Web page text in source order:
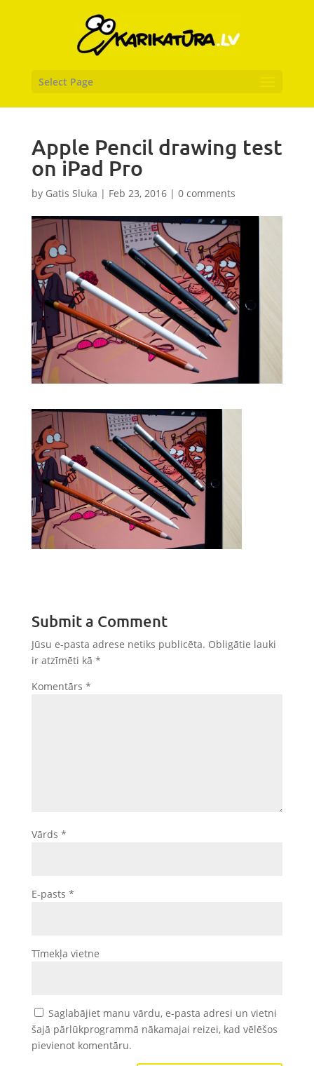
Select Page
Apple Pencil drawing test
on iPad Pro
by Gatis Sluka | Feb 23, 2016| 0 comments
Submit a Comment
Jūsu e-pasta adrese netiks publicēta. Obligātie lauki
ir atzīmēti kā *
Komentārs *
Vārds *
E-pasts *
Tīmekļa vietne
Saglabājiet manu vārdu, e-pasta adresi un vietni
šajā pārlūkprogrammā nākamajai reizei, kad vēlēšos
pievienot komentāru.